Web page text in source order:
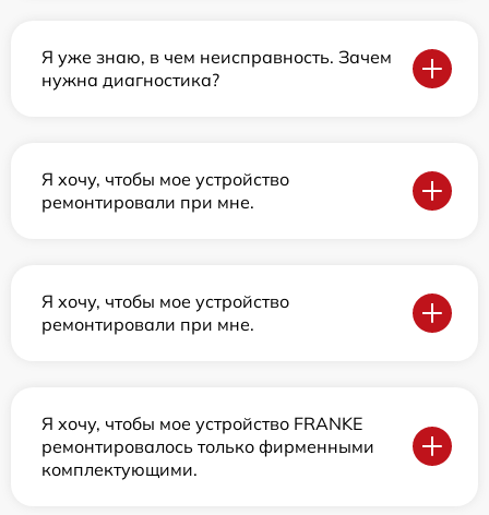
Я уже знаю, в чем неисправность. Зачем
нужна диагностика?
Я хочу, чтобы мое устройство
ремонтировали при мне.
Я хочу, чтобы мое устройство
ремонтировали при мне.
Я хочу, чтобы мое устройство FRANKE
ремонтировалось только фирменными
комплектующими.